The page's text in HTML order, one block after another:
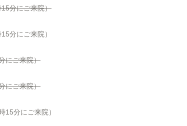
分にご来院）
分にご来院）
にご来院）
にご来院）
分にご来院）